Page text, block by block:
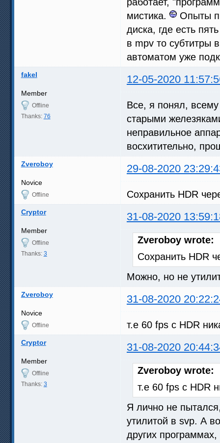
мистика.
Опыты
диска, где есть
в mpv то субтитры
автоматом уже
fakel 12-05-2020
Member
Offline
Thanks: 76
Все, я понял,
старыми
неправильное
восхитительно,
Zveroboy 29-08-2020
Novice
Offline Сохранить HDR
Cryptor 31-08-2020
Member
Offline
Thanks: 3
Zveroboy wrote:
Сохранить HDR
Можно, но не
Zveroboy 31-08-2020
Novice
Offline т.е 60 fps c HDR
Cryptor 31-08-2020
Member
Offline
Thanks: 3
Zveroboy wrote:
т.е 60 fps c HDR
Я лично не
утилитой в svp. А
других программах,